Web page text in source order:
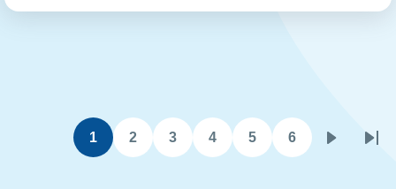
Pagination
Current
1
Page
2
Page
3
Page
4
Page
5
Page
6